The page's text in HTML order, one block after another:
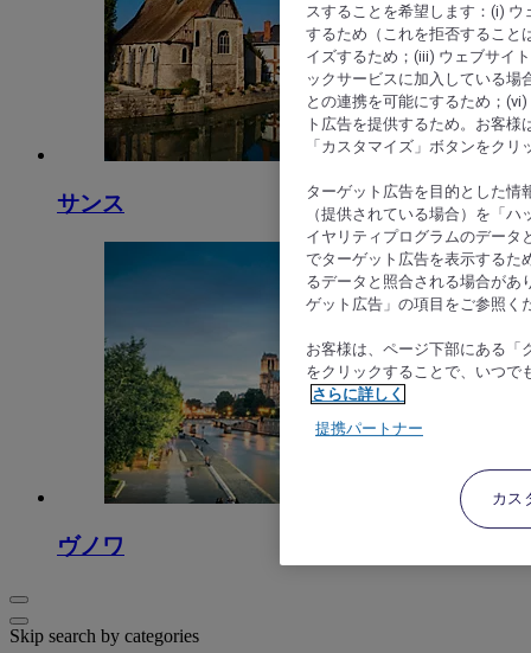
サンス
ヴノワ
Skip search by categories
スすることを希望します：(i)
するため（これを拒否すること
イズするため；(iii) ウェブサイ
ックサービスに加入している場
との連携を可能にするため；
ト広告を提供するため。お客
「カスタマイズ」ボタンをク
ターゲット広告を目的とした情
（提供されている場合）を「
イヤリティプログラムのデータ
でターゲット広告を表示するた
るデータと照合される場合があ
ゲット広告」の項目をご参照く
お客様は、ページ下部にある「
をクリックすることで、いつで
さらに詳しく
提携パートナー
カス